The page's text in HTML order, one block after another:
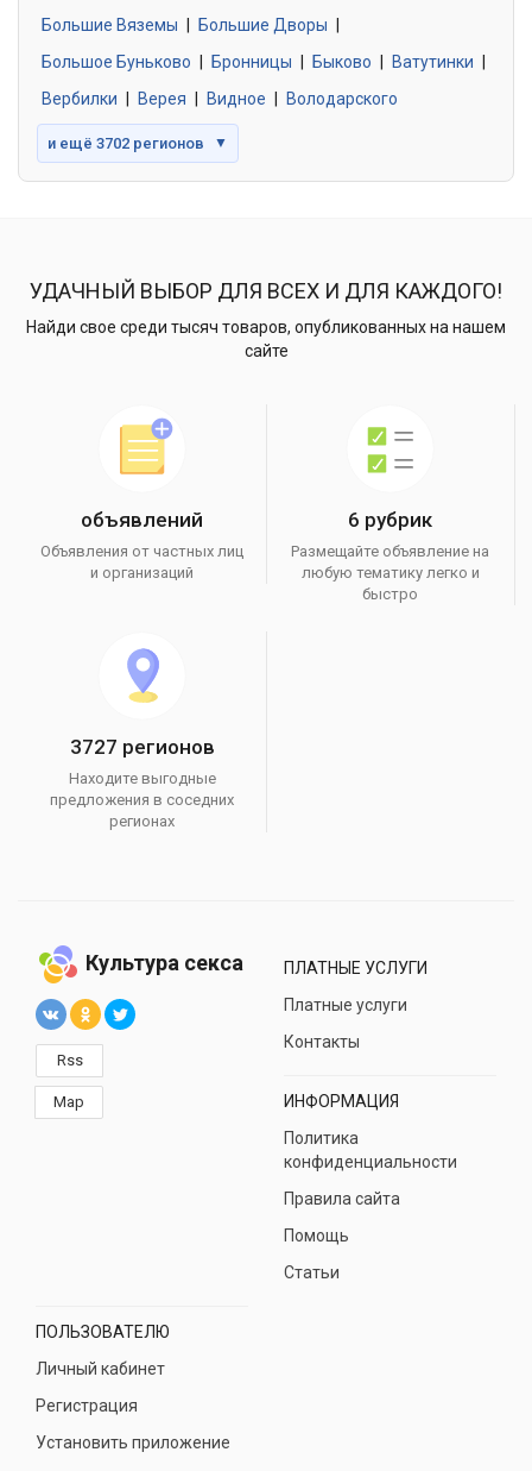
Большие Вяземы
Большие Дворы
Большое Буньково
Бронницы Быково Ватутинки
Вербилки
Верея Видное Володарского
и ещё 3702 регионов ▼
УДАЧНЫЙ ВЫБОР ДЛЯ ВСЕХ И ДЛЯ КАЖДОГО!
Найди свое среди тысяч товаров, опубликованных на нашем
сайте
объявлений
Объявления от частных лиц
и организаций
6 рубрик
Размещайте объявление на
любую тематику легко и
быстро
3727 регионов
Находите выгодные
предложения в соседних
регионах
Культура секса
Rss
Map
ПЛАТНЫЕ УСЛУГИ
Платные услуги
Контакты
ИНФОРМАЦИЯ
Политика
конфиденциальности
Правила сайта
Помощь
Статьи
ПОЛЬЗОВАТЕЛЮ
Личный кабинет
Регистрация
Установить приложение